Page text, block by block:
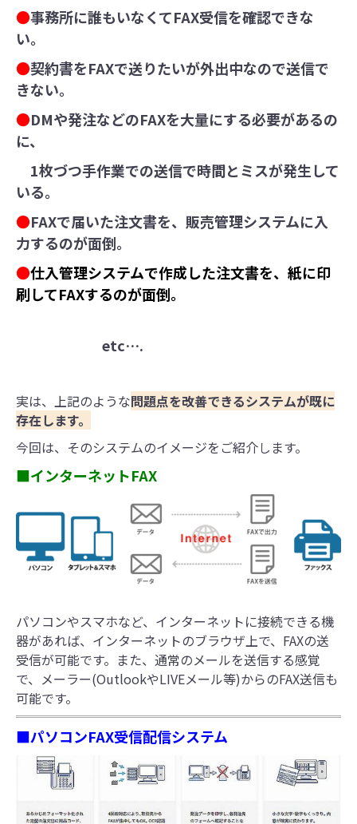
●事務所に誰もいなくてFAX受信を確認できな
い。
●契約書をFAXで送りたいが外出中なので送信で
きない。
●DMや発注などのFAXを大量にする必要があるの
に、
1枚づつ手作業での送信で時間とミスが発生して
いる。
●FAXで届いた注文書を、販売管理システムに入
力するのが面倒。
●仕入管理システムで作成した注文書を、紙に印
刷してFAXするのが面倒。
etc….
実は、上記のような問題点を改善できるシステムが既に
存在します。
今回は、そのシステムのイメージをご紹介します。
■インターネットFAX
パソコンやスマホなど、インターネットに接続できる機
器があれば、インターネットのブラウザ上で、FAXの送
受信が可能です。また、通常のメールを送信する感覚
で、メーラー(OutlookやLIVEメール等)からのFAX送信も
可能です。
■パソコンFAX受信配信システム